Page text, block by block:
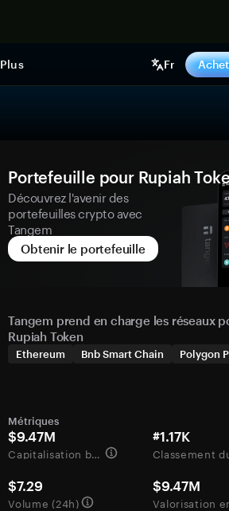
Plus Fr
Portefeuille pour Rupiah
Découvrez l'avenir des
portefeuilles crypto avec
Tangem
Obtenir le portefeuille
Tangem prend en charge les réseaux
Rupiah Token
Ethereum Bnb Smart Chain Polygon
Métriques
$9.47M
Capitalisation boursière
#1.17K
$7.29
Volume (24h)
$9.47M